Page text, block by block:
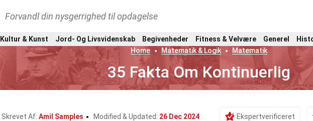
Forvandl din nysgerrighed til opdagelse
Kultur & Kunst Jord- Og Livsvidenskab Begivenheder Fitness & Velvære Generel
Home
Matematik & Logik Matematik
35 Fakta Om Kontinuerlig
Skrevet Af: Amil Samples Modified & Updated: 26 Dec 2024 Ekspertverificeret